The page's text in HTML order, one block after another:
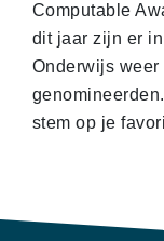
Computable
dit jaar zijn er
Onderwijs
stem op je